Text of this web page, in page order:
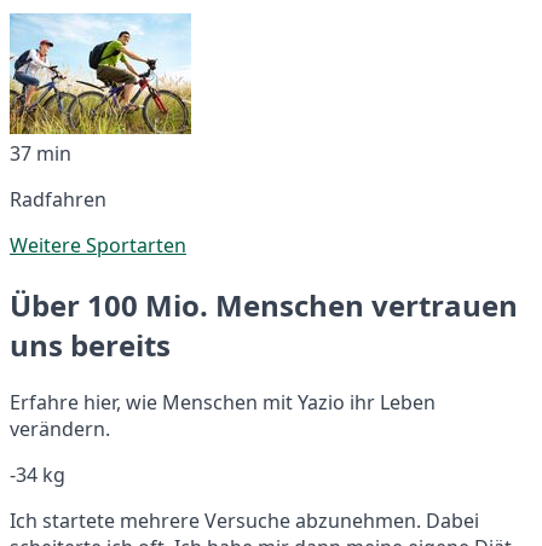
37 min
Radfahren
Weitere Sportarten
Über 100 Mio. Menschen vertrauen
uns bereits
Erfahre hier, wie Menschen mit Yazio ihr Leben
verändern.
-34 kg
Ich startete mehrere Versuche abzunehmen. Dabei